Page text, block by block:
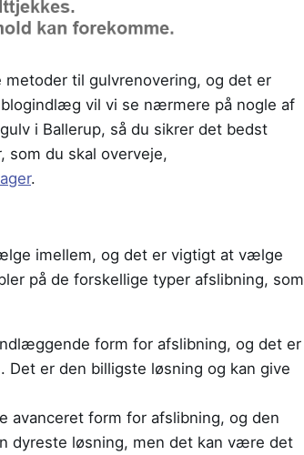
til gulvrenovering, og det er
vil vi se nærmere på nogle af
i Ballerup, så du sikrer det bedst
som du skal overveje,
.
imellem, og det er vigtigt at vælge
på de forskellige typer afslibning, som
form for afslibning, og det er
er den billigste løsning og kan give
avanceret form for afslibning, og den
dyreste løsning, men det kan være det